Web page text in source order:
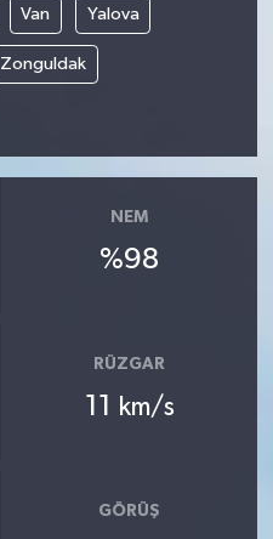
Van Yalova
Zonguldak
NEM
%98
RÜZGAR
11 km/s
GÖRÜŞ